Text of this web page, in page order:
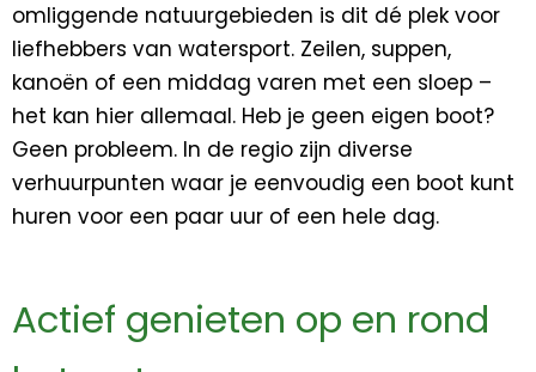
omliggende natuurgebieden is dit dé plek voor
liefhebbers van watersport. Zeilen, suppen,
kanoën of een middag varen met een sloep –
het kan hier allemaal. Heb je geen eigen boot?
Geen probleem. In de regio zijn diverse
verhuurpunten waar je eenvoudig een boot kunt
huren voor een paar uur of een hele dag.
Actief genieten op en rond